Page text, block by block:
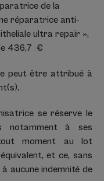
de la
réparatrice anti-
ultra repair »,
436,7 €
peut être attribué à
se réserve le
notamment à ses
moment au lot
et ce, sans
aucune indemnité de